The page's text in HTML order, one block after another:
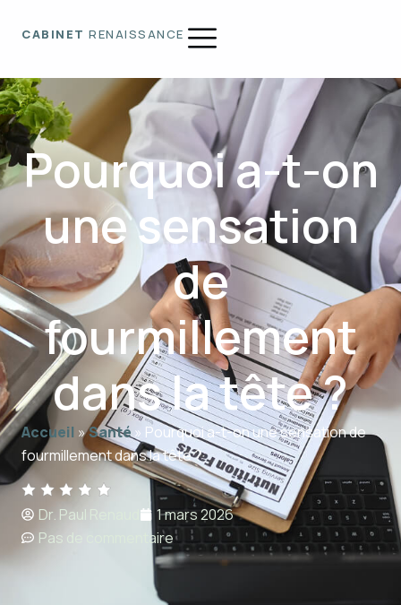
CABINET RENAISSANCE
Pourquoi a-t-on
une sensation
de
fourmillement
dans la tête ?
Accueil »Santé» Pourquoi a-t-on une sensation de
fourmillement dans la tête ?
Dr. Paul Renaud
1 mars 2026
Pas de commentaire